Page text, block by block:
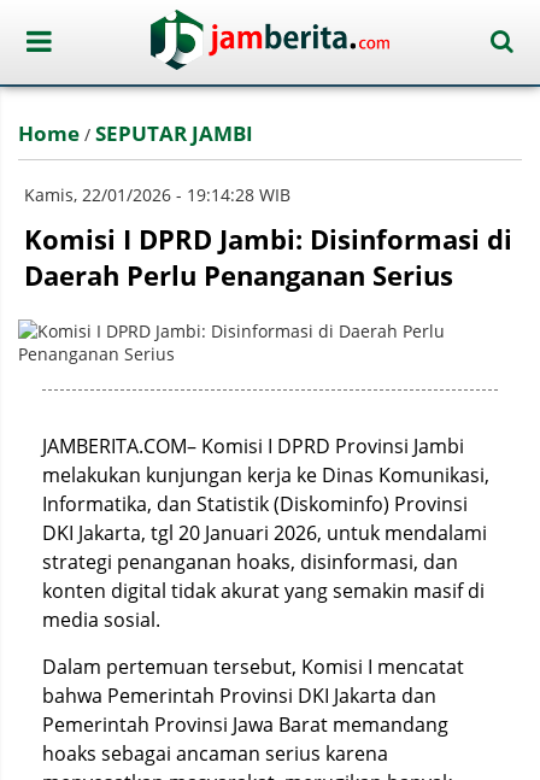
Home / SEPUTAR JAMBI
Kamis, 22/01/2026 - 19:14:28 WIB
Komisi I DPRD Jambi: Disinformasi di
Daerah Perlu Penanganan Serius
JAMBERITA.COM– Komisi I DPRD Provinsi Jambi
melakukan kunjungan kerja ke Dinas Komunikasi,
Informatika, dan Statistik (Diskominfo) Provinsi
DKI Jakarta, tgl 20 Januari 2026, untuk mendalami
strategi penanganan hoaks, disinformasi, dan
konten digital tidak akurat yang semakin masif di
media sosial.
Dalam pertemuan tersebut, Komisi I mencatat
bahwa Pemerintah Provinsi DKI Jakarta dan
Pemerintah Provinsi Jawa Barat memandang
hoaks sebagai ancaman serius karena